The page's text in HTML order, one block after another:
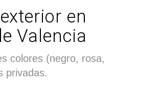
en
Valencia
colores (negro, rosa,
privadas.